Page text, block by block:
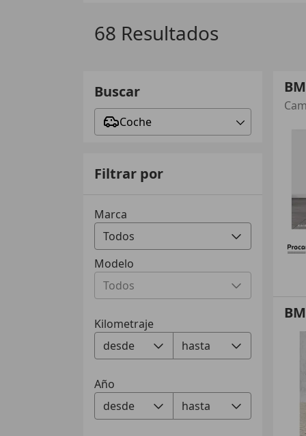
68 Resultados
Buscar
Coche
Filtrar por
Marca
Modelo
Kilometraje
Año